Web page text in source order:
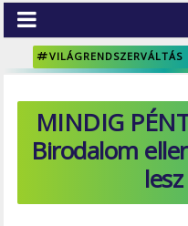
VILÁGRENDSZERVÁLTÁS
MINDIG
Birodalom